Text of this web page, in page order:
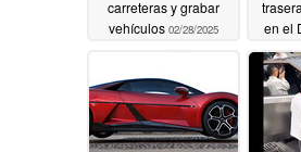
carreteras y grabar
vehículos 02/28/2025
en el
un